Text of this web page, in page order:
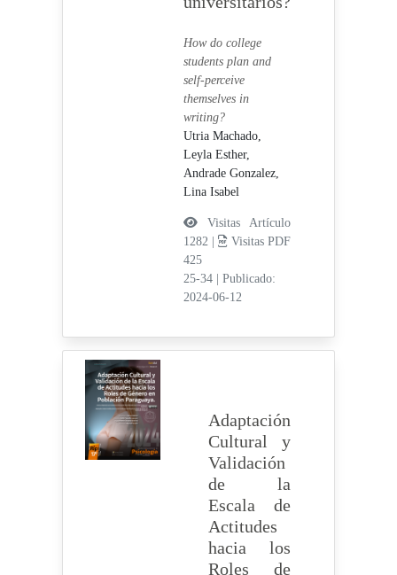
How do college
students plan and
self-perceive
themselves in
writing?
Utria Machado,
Leyla Esther,
Andrade Gonzalez,
Lina Isabel
Visitas Artículo
1282 |
Visitas PDF
425
25-34
Publicado:
2024-06-12
Adaptación
Cultural y
Validación
de la
Escala de
Actitudes
hacia los
Roles de